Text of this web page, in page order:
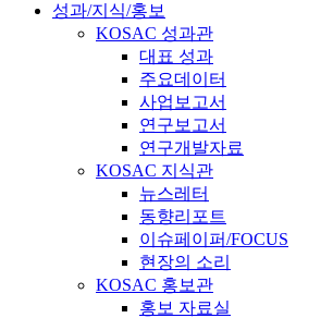
성과/지식/홍보
KOSAC 성과관
대표 성과
주요데이터
사업보고서
연구보고서
연구개발자료
KOSAC 지식관
뉴스레터
동향리포트
이슈페이퍼/FOCUS
현장의 소리
KOSAC 홍보관
홍보 자료실